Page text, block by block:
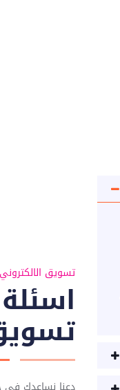
تسويق الالكتروني